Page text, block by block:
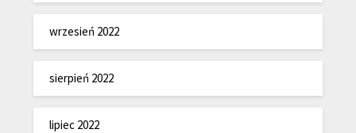
wrzesień 2022
sierpień 2022
lipiec 2022